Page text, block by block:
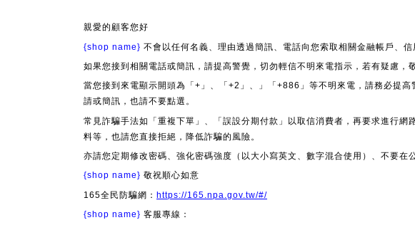
親愛的顧客您好
{shop name} 不會以任何名義、理由透過簡訊、電話向您索取相關金融帳戶、
如果您接到相關電話或簡訊，請提高警覺，切勿輕信不明來電指示，若有疑慮，
當您接到來電顯示開頭為「+」、「+2」、」「+886」等不明來電，請務必提
請或簡訊，也請不要點選。
常見詐騙手法如「重複下單」、「誤設分期付款」以取信消費者，再要求進行
料等，也請您直接拒絕，降低詐騙的風險。
亦請您定期修改密碼、強化密碼強度（以大小寫英文、數字混合使用）、不要在
{shop name} 敬祝順心如意
165全民防騙網： https://165.npa.gov.tw/#/
{shop name} 客服專線：